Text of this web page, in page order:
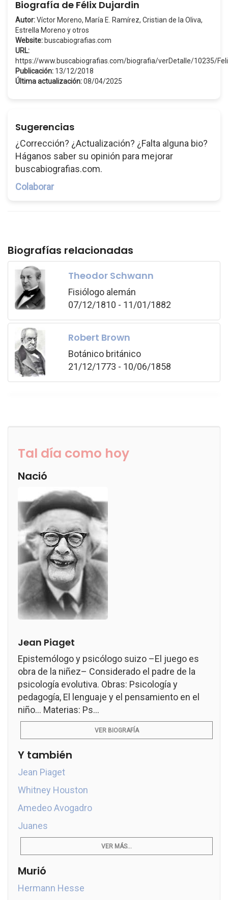
Biografía de Félix Dujardin
Autor:Víctor Moreno, María E. Ramírez, Cristian de la Oliva,
Estrella Moreno y otros
Website: buscabiografias.com
URL:
https://www.buscabiografias.com/biografia/verDetalle/10235/
Publicación: 13/12/2018
Última actualización:08/04/2025
Sugerencias
¿Corrección? ¿Actualización? ¿Falta alguna bio?
Háganos saber su opinión para mejorar
buscabiografias.com.
Colaborar
Biografías relacionadas
Theodor Schwann
Fisiólogo alemán
07/12/1810 - 11/01/1882
Robert Brown
Botánico británico
21/12/1773 - 10/06/1858
Tal día como hoy
Nació
Jean Piaget
Epistemólogo y psicólogo suizo –El juego es
obra de la niñez– Considerado el padre de la
psicología evolutiva. Obras: Psicología y
pedagogía, El lenguaje y el pensamiento en el
niño... Materias: Ps...
VER BIOGRAFÍA
Y también
Jean Piaget
Whitney Houston
Amedeo Avogadro
Juanes
VER MÁS...
Murió
Hermann Hesse